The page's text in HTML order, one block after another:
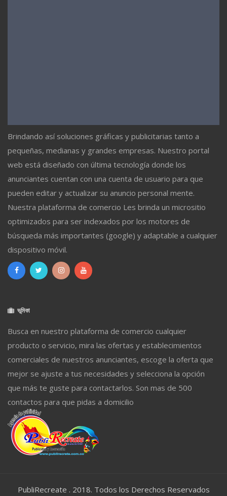
Brindando así soluciones gráficas y publicitarias tanto a
pequeñas, medianas y grandes empresas. Nuestro portal
web está diseñado con última tecnología donde los
anunciantes cuentan con una cuenta de usuario para que
pueden editar y actualizar su anuncio personal mente.
Nuestra plataforma de comercio Les brinda un micrositio
optimizados para ser indexados por los motores de
búsqueda más importantes (google) y adaptable a cualquier
dispositivo móvil.
ভূমিকা
Busca en nuestro plataforma de comercio cualquier
producto o servicio, mira las ofertas y establecimientos
comerciales de nuestros anunciantes, escoge la oferta que
mejor se ajuste a tus necesidades y selecciona la opción
que más te guste para contactarlos. Son mas de 500
contactos para que pidas a domicilio
PubliRecreate . 2018. Todos los Derechos Reservados